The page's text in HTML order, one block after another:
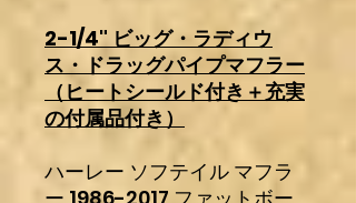
2-1/4" ビッグ・ラディウ
ス・ドラッグパイプマフラー
（ヒートシールド付き＋充実
の付属品付き）
ハーレー ソフテイル マフラ
ー 1986-2017 ファットボー